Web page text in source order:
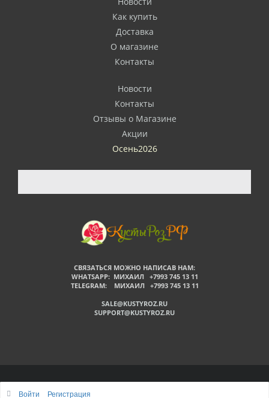
Как купить
Доставка
О магазине
Контакты
Новости
Контакты
Отзывы о Магазине
Акции
Осень2026
СВЯЗАТЬСЯ МОЖНО НАПИСАВ НАМ:
WHATSAPP: МИХАИЛ +7993 745 13 11
TELEGRAM: МИХАИЛ +7993 745 13 11
SALE@KUSTYROZ.RU
SUPPORT@KUSTYROZ.RU
©
Войти Регистрация